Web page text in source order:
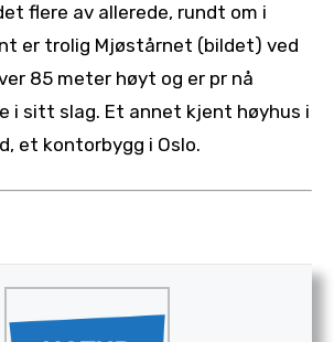
flere av allerede, rundt om i
er trolig Mjøstårnet (bildet) ved
85 meter høyt og er pr nå
i sitt slag. Et annet kjent høyhus i
et kontorbygg i Oslo.